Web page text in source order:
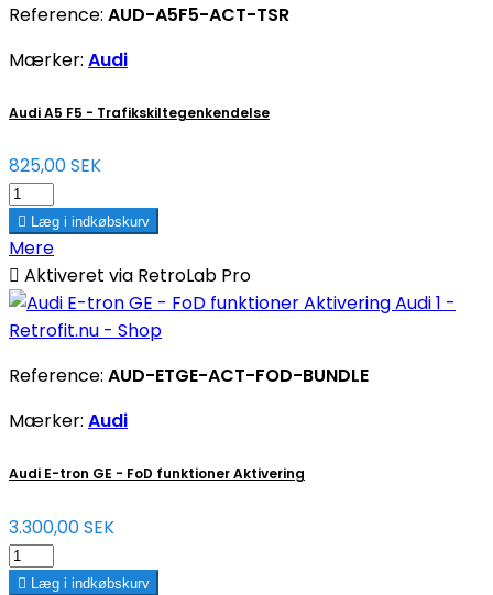
Reference: AUD-A5F5-ACT-TSR
Mærker: Audi
Audi A5 F5 - Trafikskiltegenkendelse
825,00 SEK
 Læg i indkøbskurv
Mere
 Aktiveret via RetroLab Pro
Reference: AUD-ETGE-ACT-FOD-BUNDLE
Mærker: Audi
Audi E-tron GE - FoD funktioner Aktivering
3.300,00 SEK
 Læg i indkøbskurv